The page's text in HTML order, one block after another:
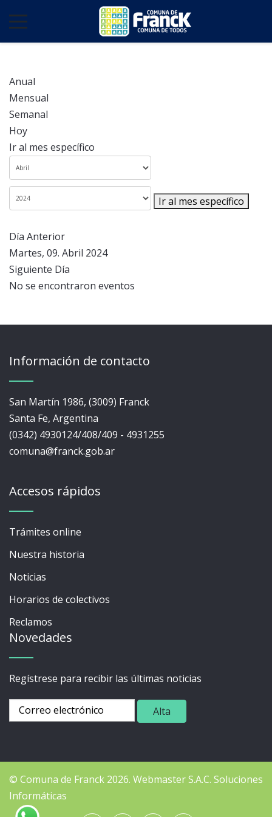
Anual
Mensual
Semanal
Hoy
Ir al mes específico
Ir al mes específico
Día Anterior
Martes, 09. Abril 2024
Siguiente Día
No se encontraron eventos
Información de contacto
San Martín 1986, (3009) Franck
Santa Fe, Argentina
(0342) 4930124/408/409 - 4931255
comuna@franck.gob.ar
Accesos rápidos
Trámites online
Nuestra historia
Noticias
Horarios de colectivos
Reclamos
Novedades
Regístrese para recibir las últimas noticias
© Comuna de Franck 2026. WebmasterS.A.C. Soluciones
Informáticas